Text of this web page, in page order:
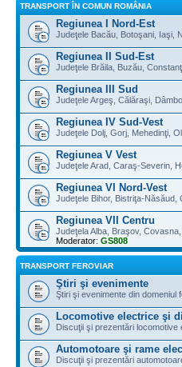
TRANSPORT ÎN COMUN ROMÂNIA
Regiunea I Nord-Est
Judeţele Bacău, Botoşani, Iaşi,
Regiunea II Sud-Est
Judeţele Brăila, Buzău,
Regiunea III Sud
Judeţele Argeş, Călăraşi,
Regiunea IV Sud-Vest
Judeţele Dolj, Gorj, Mehedinţi,
Regiunea V Vest
Judeţele Arad, Caraş-Severin,
Regiunea VI Nord-Vest
Judeţele Bihor, Bistriţa-Năsăud,
Regiunea VII Centru
Judeţela Alba, Braşov,
Moderator: GS808
TRANSPORT FEROVIAR
Ştiri şi evenimente
Ştiri şi evenimente din domeniul
Locomotive electrice şi
Discuţii şi prezentări locomotive
Automotoare şi rame
Discuţii şi prezentări